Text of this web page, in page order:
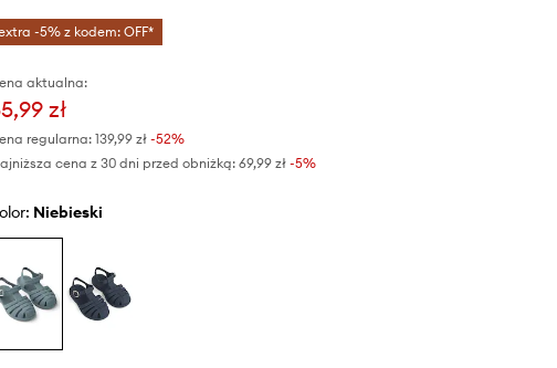
-5% z kodem: OFF*
aktualna:
zł
regularna: 139,99 zł-52%
cena z 30 dni przed obniżką: 69,99 zł -5%
niebieski